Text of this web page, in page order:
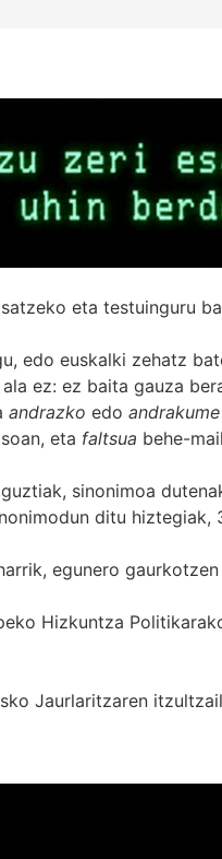
eta testuinguru
edo euskalki zehatz
ez: ez baita gauza
andrazko edo andrakume
eta faltsua behe-
sinonimoa
ditu hiztegiak,
egunero
Hizkuntza
Jaurlaritzaren